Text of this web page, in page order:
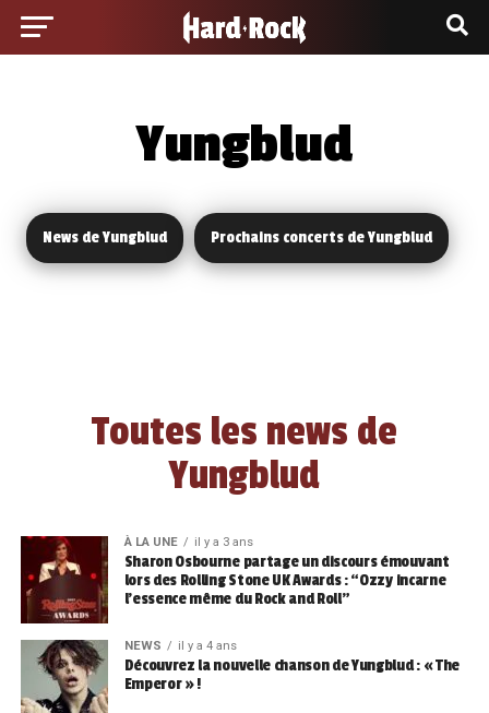
Yungblud
News de Yungblud Prochains concerts de Yungblud
Toutes les news de
Yungblud
À LA UNE il y a 3 ans
Sharon Osbourne partage un discours émouvant
lors des Rolling Stone UK Awards : “Ozzy incarne
l’essence même du Rock and Roll”
NEWS il y a 4 ans
Découvrez la nouvelle chanson de Yungblud : « The
Emperor » !